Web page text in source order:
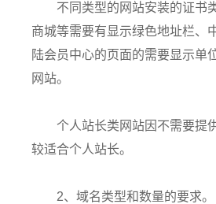
不同类型的网站安装的证书
商城等需要有显示绿色地址栏、
陆会员中心的页面的需要显示单
网站。
个人站长类网站因不需要提
较适合个人站长。
2、域名类型和数量的要求